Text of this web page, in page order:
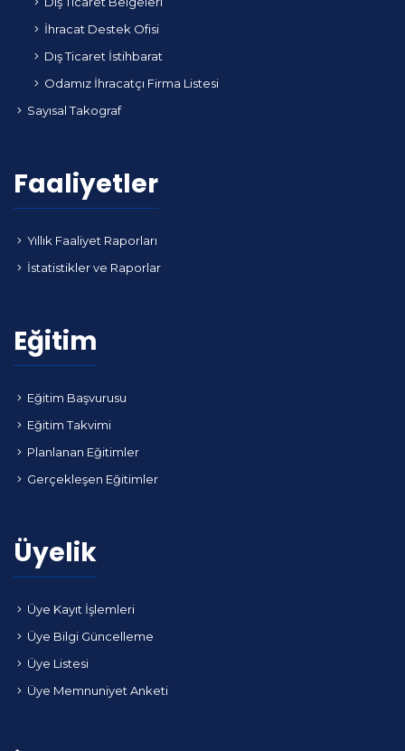
İhracat Destek Ofisi
Dış Ticaret İstihbarat
Odamız İhracatçı Firma Listesi
Sayısal Takograf
Faaliyetler
Yıllık Faaliyet Raporları
İstatistikler ve Raporlar
Eğitim
Eğitim Başvurusu
Eğitim Takvimi
Planlanan Eğitimler
Gerçekleşen Eğitimler
Üyelik
Üye Kayıt İşlemleri
Üye Bilgi Güncelleme
Üye Listesi
Üye Memnuniyet Anketi